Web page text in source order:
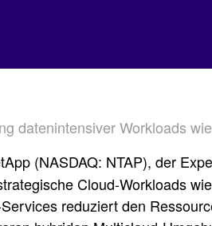
datenintensiver Workloads
(NASDAQ: NTAP), der
Cloud-Workloads
reduziert den